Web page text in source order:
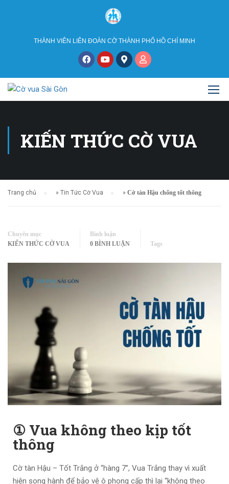
THÀNH VIÊN LIÊN ĐOÀN CỜ THÀNH PHỐ HỒ CHÍ MINH
KIẾN THỨC CỜ VUA
Trang chủ » Tin Tức Cờ Vua » Cờ tàn Hậu chống tốt thông
Chuyên mục
KIẾN THỨC CỜ VUA
Bình luận
0 BÌNH LUẬN
Tags
① Vua không theo kịp tốt
thông
Cờ tàn Hậu – Tốt Trắng ở “hàng 7”, Vua Trắng thay vì xuất
hiện song hành để bảo vệ ô phong cấp thì lại “không theo